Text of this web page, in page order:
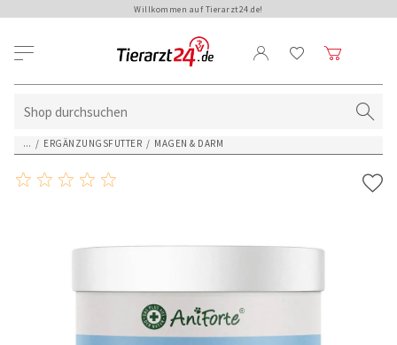
Willkommen auf Tierarzt24.de!
... / ERGÄNZUNGSFUTTER / MAGEN & DARM